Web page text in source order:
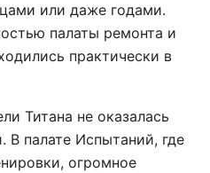
или даже годами.
палаты ремонта и
практически в
Титана не оказалась
В палате Испытаний, где
огромное